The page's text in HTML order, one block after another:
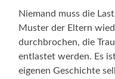
Niemand muss die
Muster der Eltern
durchbrochen, die
entlastet werden. Es
eigenen Geschichte